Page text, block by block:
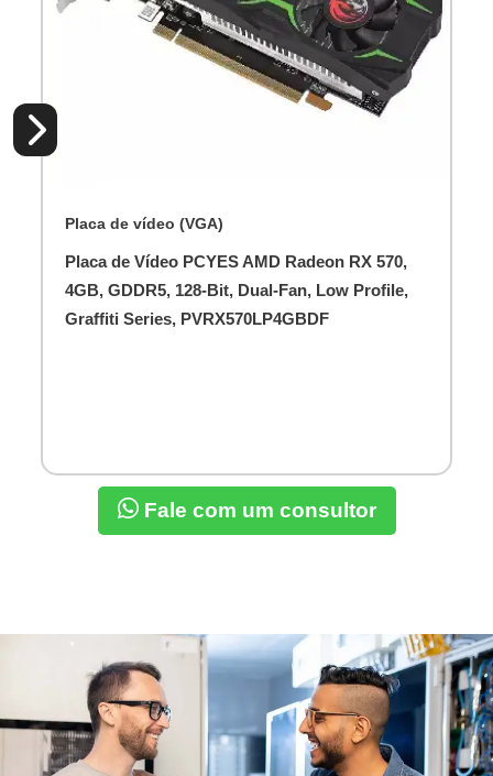
Placa de vídeo (VGA)
Placa de Vídeo PCYES AMD Radeon RX 570,
4GB, GDDR5, 128-Bit, Dual-Fan, Low Profile,
Graffiti Series, PVRX570LP4GBDF
Fale com um consultor